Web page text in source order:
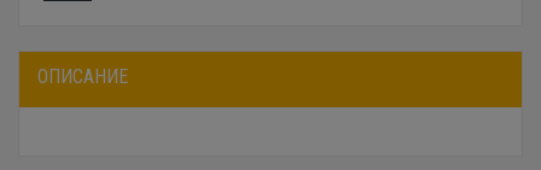
ОПИСАНИЕ